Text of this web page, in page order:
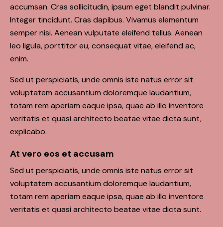
accumsan. Cras sollicitudin, ipsum eget blandit pulvinar.
Integer tincidunt. Cras dapibus. Vivamus elementum
semper nisi. Aenean vulputate eleifend tellus. Aenean
leo ligula, porttitor eu, consequat vitae, eleifend ac,
enim.
Sed ut perspiciatis, unde omnis iste natus error sit
voluptatem accusantium doloremque laudantium,
totam rem aperiam eaque ipsa, quae ab illo inventore
veritatis et quasi architecto beatae vitae dicta sunt,
explicabo.
At vero eos et accusam
Sed ut perspiciatis, unde omnis iste natus error sit
voluptatem accusantium doloremque laudantium,
totam rem aperiam eaque ipsa, quae ab illo inventore
veritatis et quasi architecto beatae vitae dicta sunt.